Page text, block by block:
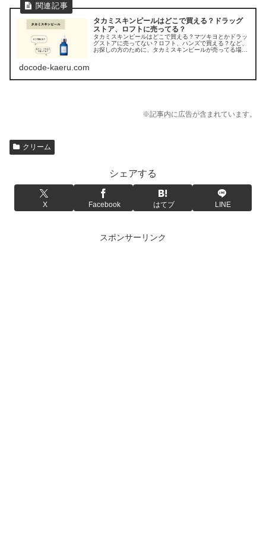
タカミスキンピールはどこで買える？ドラッグ
ストア、ロフトに売ってる？
タカミスキンピールはどこで買える？マツキヨとかドラッ
グストアに売ってない？ロフト、ハンズで買える？など、
お探しの方のために、タカミスキンピールが売ってる場所
docode-kaeru.com
※記事内に広告が含まれています。
クリーム
シェアする
X Facebook はてブ LINE
スポンサーリンク